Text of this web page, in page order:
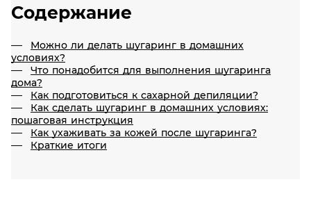
Содержание
Можно ли делать шугаринг в домашних
условиях?
Что понадобится для выполнения шугаринга
дома?
Как подготовиться к сахарной депиляции?
Как сделать шугаринг в домашних условиях:
пошаговая инструкция
Как ухаживать за кожей после шугаринга?
Краткие итоги